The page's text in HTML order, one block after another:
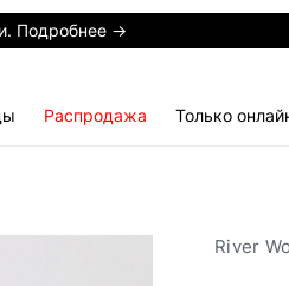
Подробнее →
Распродажа Только
River